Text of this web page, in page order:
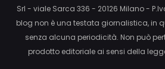
Srl - viale Sarca 336 - 20126 Milano -
blog non è una testata giornalistica, in
senza alcuna periodicità. Non può
prodotto editoriale ai sensi della